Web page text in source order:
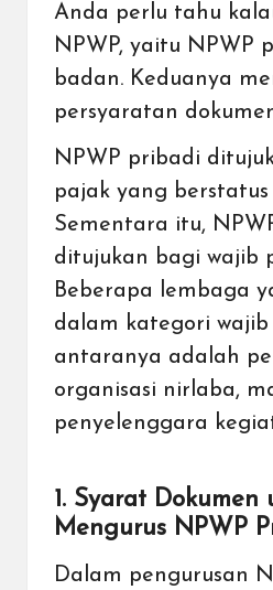
Anda perlu tahu
NPWP, yaitu NPWP
badan. Keduanya
persyaratan
NPWP pribadi
pajak yang
Sementara itu,
ditujukan bagi wajib
Beberapa lembaga
dalam kategori
antaranya adalah
organisasi nirlaba,
penyelenggara
1. Syarat Dokumen
Mengurus NPWP
Dalam pengurusan